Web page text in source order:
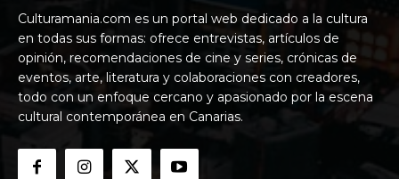
Culturamania.com es un portal web dedicado a la cultura
en todas sus formas: ofrece entrevistas, artículos de
opinión, recomendaciones de cine y series, crónicas de
eventos, arte, literatura y colaboraciones con creadores,
todo con un enfoque cercano y apasionado por la escena
cultural contemporánea en Canarias.